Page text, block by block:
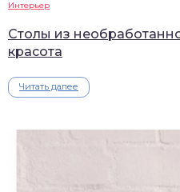
Интерьер
Столы из
красота
Читать далее